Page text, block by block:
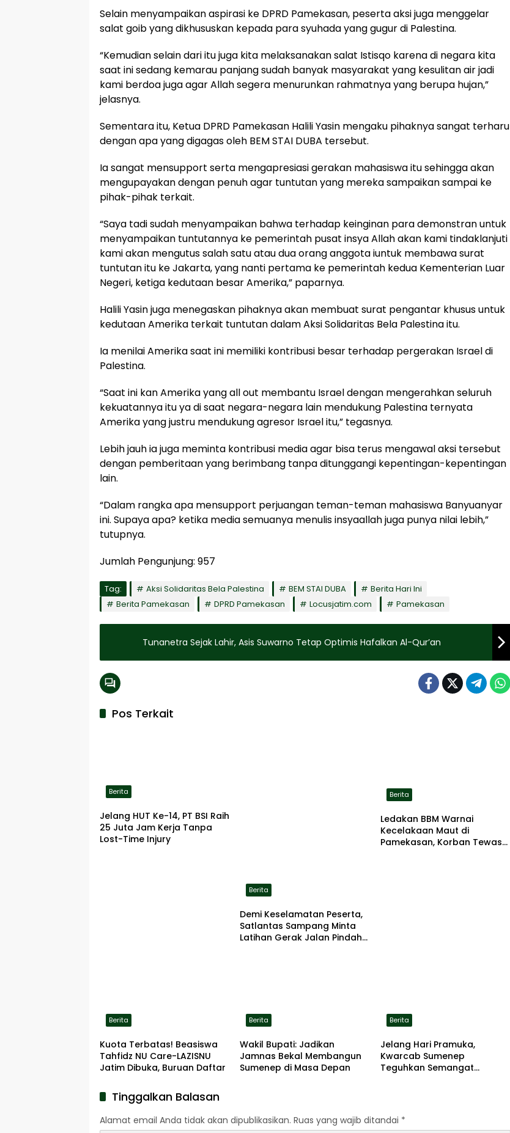
Selain menyampaikan aspirasi ke DPRD Pamekasan, peserta aksi juga menggelar
salat goib yang dikhususkan kepada para syuhada yang gugur di Palestina.
“Kemudian selain dari itu juga kita melaksanakan salat Istisqo karena di negara kita
saat ini sedang kemarau panjang sudah banyak masyarakat yang kesulitan air jadi
kami berdoa juga agar Allah segera menurunkan rahmatnya yang berupa hujan,”
jelasnya.
Sementara itu, Ketua DPRD Pamekasan Halili Yasin mengaku pihaknya sangat terharu
dengan apa yang digagas oleh BEM STAI DUBA tersebut.
Ia sangat mensupport serta mengapresiasi gerakan mahasiswa itu sehingga akan
mengupayakan dengan penuh agar tuntutan yang mereka sampaikan sampai ke
pihak-pihak terkait.
“Saya tadi sudah menyampaikan bahwa terhadap keinginan para demonstran untuk
menyampaikan tuntutannya ke pemerintah pusat insya Allah akan kami tindaklanjuti
kami akan mengutus salah satu atau dua orang anggota iuntuk membawa surat
tuntutan itu ke Jakarta, yang nanti pertama ke pemerintah kedua Kementerian Luar
Negeri, ketiga kedutaan besar Amerika,” paparnya.
Halili Yasin juga menegaskan pihaknya akan membuat surat pengantar khusus untuk
kedutaan Amerika terkait tuntutan dalam Aksi Solidaritas Bela Palestina itu.
Ia menilai Amerika saat ini memiliki kontribusi besar terhadap pergerakan Israel di
Palestina.
“Saat ini kan Amerika yang all out membantu Israel dengan mengerahkan seluruh
kekuatannya itu ya di saat negara-negara lain mendukung Palestina ternyata
Amerika yang justru mendukung agresor Israel itu,” tegasnya.
Lebih jauh ia juga meminta kontribusi media agar bisa terus mengawal aksi tersebut
dengan pemberitaan yang berimbang tanpa ditunggangi kepentingan-kepentingan
lain.
“Dalam rangka apa mensupport perjuangan teman-teman mahasiswa Banyuanyar
ini. Supaya apa? ketika media semuanya menulis insyaallah juga punya nilai lebih,”
tutupnya.
Jumlah Pengunjung: 957
Tag: Aksi Solidaritas Bela Palestina BEM STAI DUBA
Berita Hari Ini
Berita Pamekasan
DPRD Pamekasan Locusjatim.com Pamekasan
Tunanetra Sejak Lahir, Asis Suwarno Tetap Optimis Hafalkan Al-Qur’an
Pos Terkait
Berita
Jelang HUT Ke-14, PT BSI Raih
25 Juta Jam Kerja Tanpa
Lost-Time Injury
Berita
Demi Keselamatan Peserta,
Satlantas Sampang Minta
Latihan Gerak Jalan Pindah
Berita
Ledakan BBM Warnai
Kecelakaan Maut di
Pamekasan, Korban Tewas
Berita
Kuota Terbatas! Beasiswa
Tahfidz NU Care-LAZISNU
Jatim Dibuka, Buruan Daftar
Berita
Wakil Bupati: Jadikan
Jamnas Bekal Membangun
Sumenep di Masa Depan
Berita
Jelang Hari Pramuka,
Kwarcab Sumenep
Teguhkan Semangat
Tinggalkan Balasan
Alamat email Anda tidak akan dipublikasikan. Ruas yang wajib ditandai *